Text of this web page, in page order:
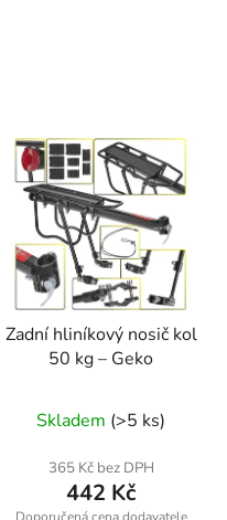
Zadní hliníkový nosič kol
50 kg – Geko
Skladem (>5 ks)
365 Kč bez DPH
442 Kč